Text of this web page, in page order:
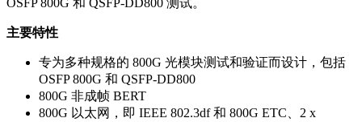
OSFP 800G 和 QSFP-DD800 测试。
主要特性
专为多种规格的 800G 光模块测试和验证而设计，包括
OSFP 800G 和 QSFP-DD800
800G 非成帧 BERT
800G 以太网，即 IEEE 802.3df 和 800G ETC、2 x